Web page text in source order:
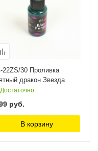
22ZS/30 Проливка
дракон Звезда
Достаточно
руб.
В корзину